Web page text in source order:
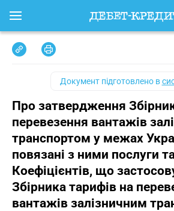
Документ підготовлено в
Про затвердження
перевезення вантажів
транспортом у межах
повязані з ними послуги
Коефіцієнтів, що
Збірника тарифів на
вантажів залізничним